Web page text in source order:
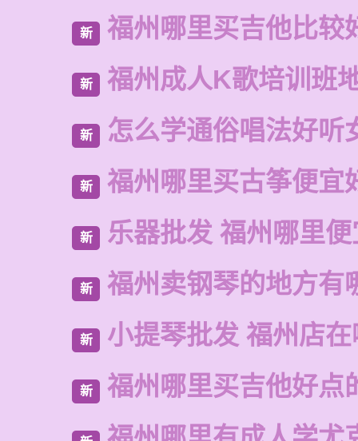
新 福州哪里买吉他比较
新 福州成人K歌培训班
新 怎么学通俗唱法好听
新 福州哪里买古筝便宜
新 乐器批发 福州哪里
新 福州卖钢琴的地方有
新 小提琴批发 福州店
新 福州哪里买吉他好点